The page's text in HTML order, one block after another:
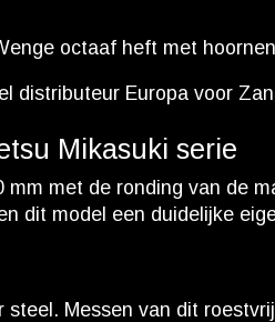
octaaf heft met
distributeur Europa voor
Mikasuki serie
met de ronding van de
dit model een duidelijke
Messen van dit